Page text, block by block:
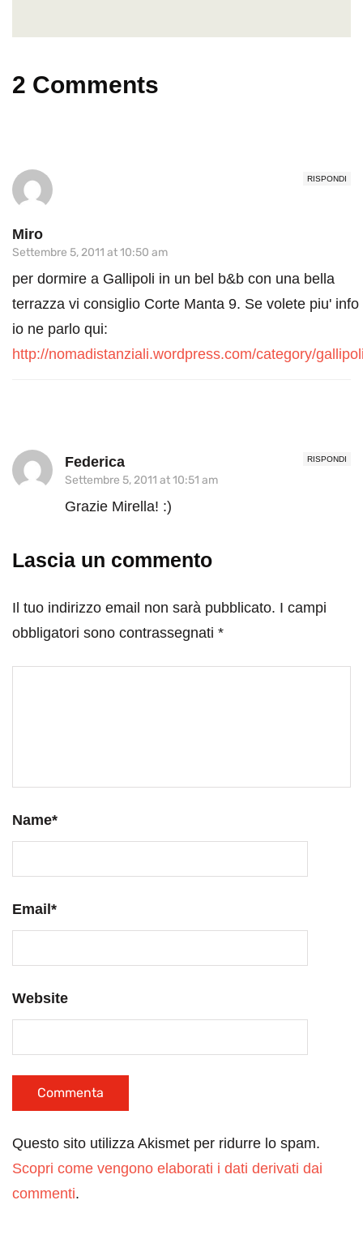
2 Comments
RISPONDI
Miro
Settembre 5, 2011 at 10:50 am
per dormire a Gallipoli in un bel b&b con una bella
terrazza vi consiglio Corte Manta 9. Se volete piu' info
io ne parlo qui:
http://nomadistanziali.wordpress.com/category/
RISPONDI
Federica
Settembre 5, 2011 at 10:51 am
Grazie Mirella! :)
Lascia un commento
Il tuo indirizzo email non sarà pubblicato. I campi
obbligatori sono contrassegnati *
Name*
Email *
Website
Questo sito utilizza Akismet per ridurre lo spam.
Scopri come vengono elaborati i dati derivati dai
commenti.